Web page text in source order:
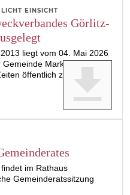
EINSICHT
Görlitz-
liegt vom 04. Mai 2026
Markersdorf,
öffentlich zur Einsicht
get_app
im Rathaus
Gemeinderatssitzung